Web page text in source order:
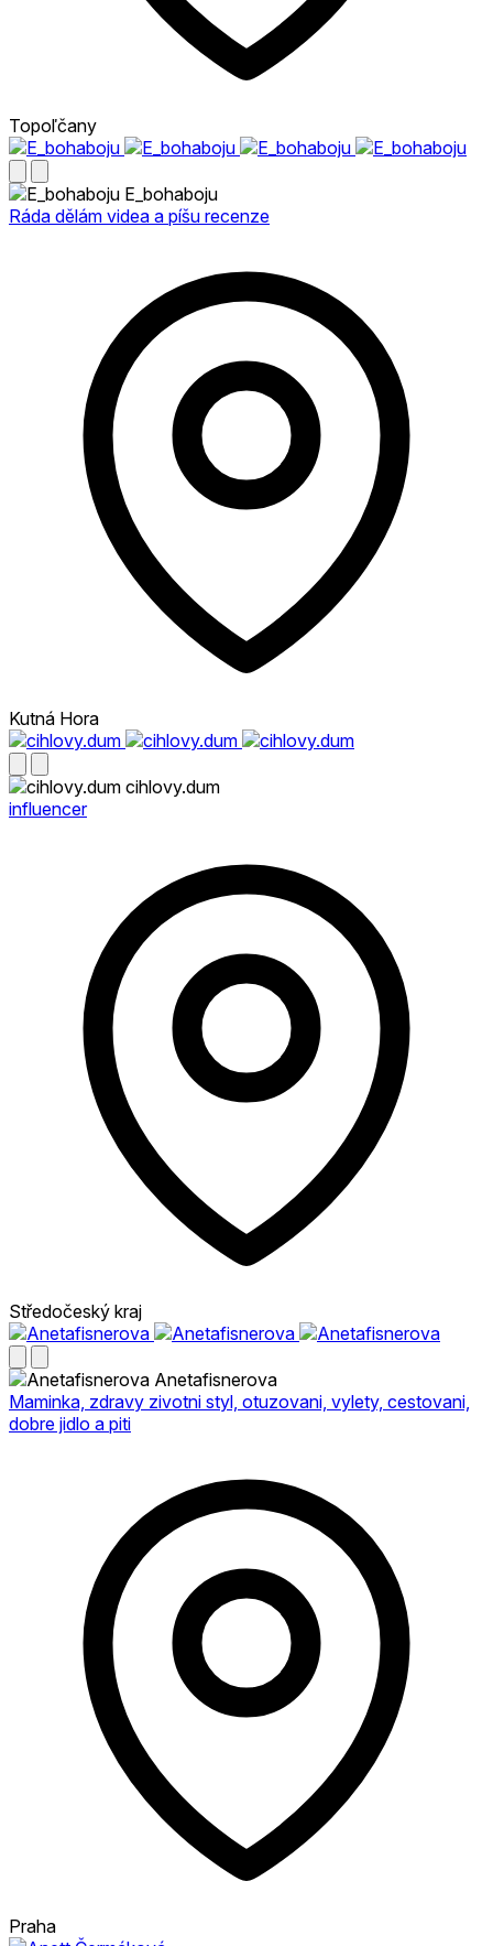
Topoľčany
E_bohaboju
Ráda dělám videa a píšu recenze
Kutná Hora
cihlovy.dum
influencer
Středočeský kraj
Anetafisnerova
Maminka, zdravy zivotni styl, otuzovani, vylety, cestovani,
dobre jidlo a piti
Praha